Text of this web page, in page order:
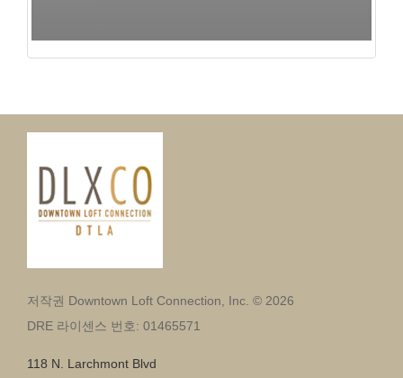
저작권 Downtown Loft Connection, Inc. © 2026
DRE 라이센스 번호: 01465571
118 N. Larchmont Blvd